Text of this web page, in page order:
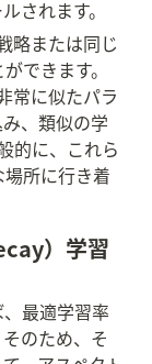
されます。
略または同じ
できます。
常に似たパラ
、類似の学
的に、これら
所に行き着
）学習
最適学習率
のため、そ